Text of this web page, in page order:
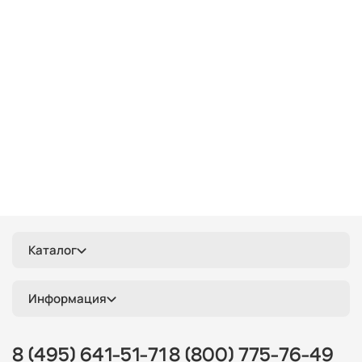
Каталог
Информация
8 (495) 641-51-71 8 (800) 775-76-49